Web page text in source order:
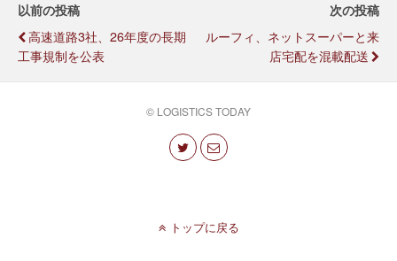
以前の投稿
高速道路3社、26年度の長期
工事規制を公表
次の投稿
ルーフィ、ネットスーパーと来
店宅配を混載配送
© LOGISTICS TODAY
トップに戻る